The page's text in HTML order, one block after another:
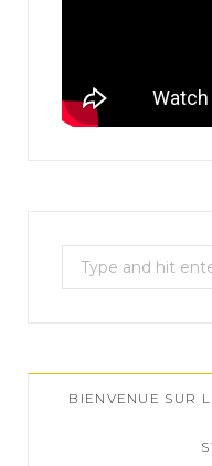
e
c
hBIENVENUE SUR